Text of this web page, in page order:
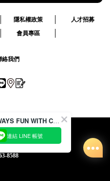
隱私權政策
人才招募
會員專區
絡我們
份有限公司
/ 13:30-18:00
8588
ALWAYS FUN WITH CACO !
連結 LINE 帳號